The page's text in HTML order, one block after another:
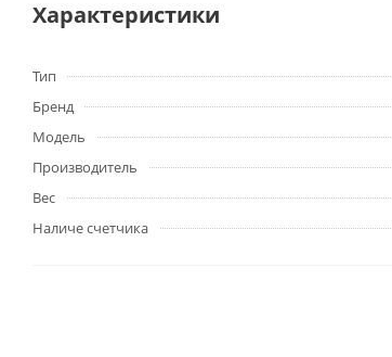
Характеристики
Тип
Бренд
Модель
Производитель
Вес
Наличе счетчика